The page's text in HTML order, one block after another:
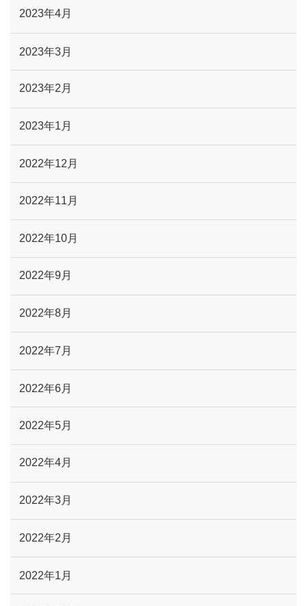
2023年4月
2023年3月
2023年2月
2023年1月
2022年12月
2022年11月
2022年10月
2022年9月
2022年8月
2022年7月
2022年6月
2022年5月
2022年4月
2022年3月
2022年2月
2022年1月